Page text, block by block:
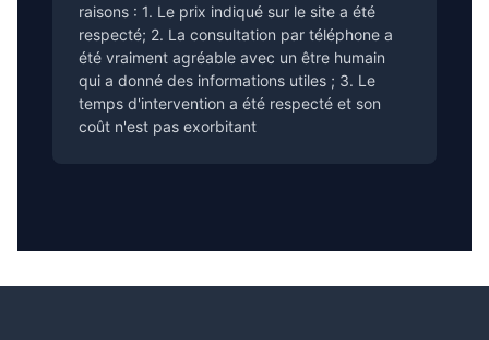
raisons : 1. Le prix indiqué sur le site a été
respecté; 2. La consultation par téléphone a
été vraiment agréable avec un être humain
qui a donné des informations utiles ; 3. Le
temps d'intervention a été respecté et son
coût n'est pas exorbitant